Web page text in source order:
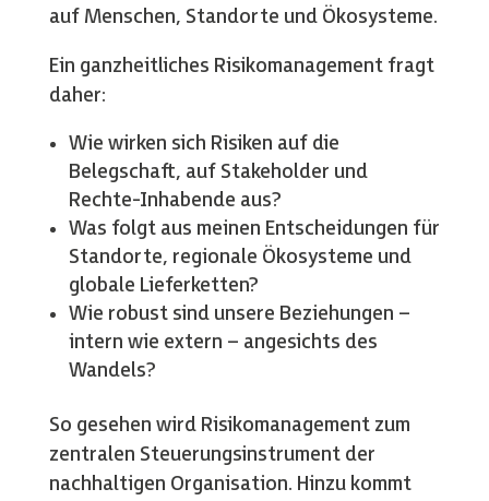
auf Menschen, Standorte und Ökosysteme.
Ein ganzheitliches Risikomanagement fragt
daher:
Wie wirken sich Risiken auf die
Belegschaft, auf Stakeholder und
Rechte-Inhabende aus?
Was folgt aus meinen Entscheidungen für
Standorte, regionale Ökosysteme und
globale Lieferketten?
Wie robust sind unsere Beziehungen –
intern wie extern – angesichts des
Wandels?
So gesehen wird Risikomanagement zum
zentralen Steuerungsinstrument der
nachhaltigen Organisation. Hinzu kommt